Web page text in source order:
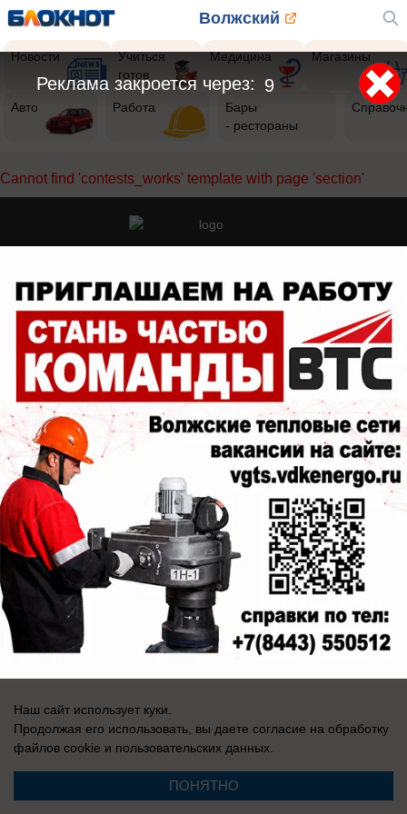
Волжский
Новости
Учиться
готов
Медицина Магазины
Авто Работа
Бары
- рестораны
Cannot find 'contests_works' template with page 'section'
Вакансии
Контакты
Информация
Свидетельство о регистрации СМИ: Эл № ФС 77-76240, выдано
Федеральной службой по надзору в сфере связи, информационных
технологий и массовых коммуникаций (Роскомнадзор) 19 июля 2019 г.
Наш сайт использует куки.
Продолжая его использовать, вы даете согласие на обработку
файлов cookie и пользовательских данных.
ПОНЯТНО
9
Реклама закроется через: